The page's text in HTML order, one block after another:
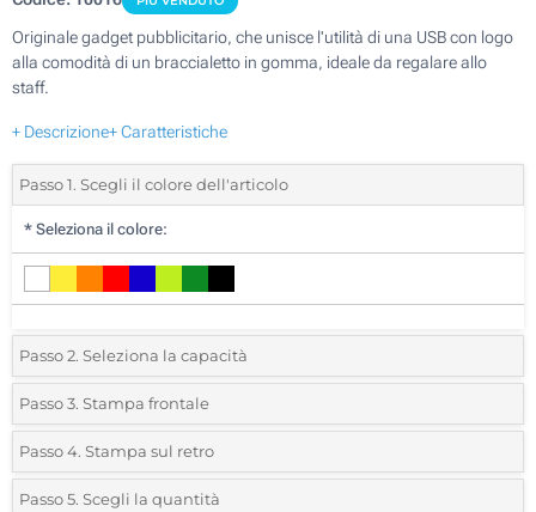
Originale gadget pubblicitario, che unisce l'utilità di una USB con logo
alla comodità di un braccialetto in gomma, ideale da regalare allo
staff.
+ Descrizione+ Caratteristiche
Passo 1. Scegli il colore dell'articolo
* Seleziona il colore:
Passo 2. Seleziona la capacità
2 GB
4 GB
8 GB
Passo 3. Stampa frontale
*Seleziona la tecnica di personalizzazione e il numero di colori per il
tuo logo:
Passo 4. Stampa sul retro
*Seleziona la tecnica di personalizzazione e il numero di colori per il
Passo 5. Scegli la quantità